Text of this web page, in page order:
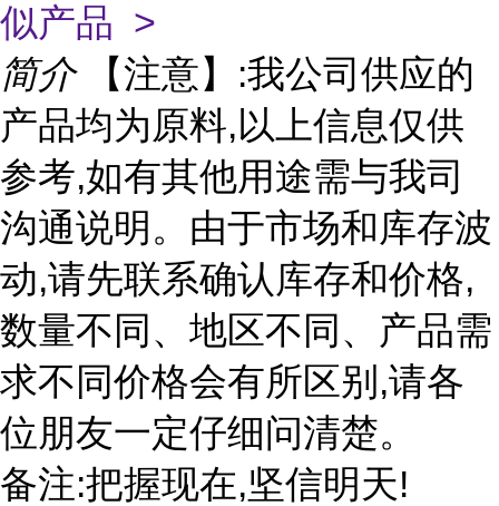
似产品 >
简介
【注意】:我公司供应的
产品均为原料,以上信息仅供
参考,如有其他用途需与我司
沟通说明。由于市场和库存波
动,请先联系确认库存和价格,
数量不同、地区不同、产品需
求不同价格会有所区别,请各
位朋友一定仔细问清楚。
备注:把握现在,坚信明天!